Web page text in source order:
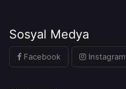
Sosyal Medya
Facebook Instagram